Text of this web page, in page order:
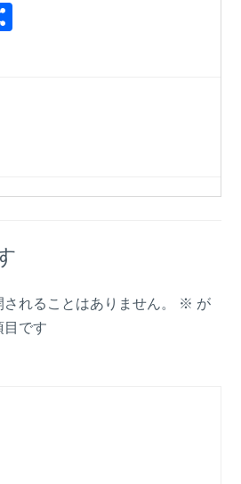
れることはありません。 ※ が
目です